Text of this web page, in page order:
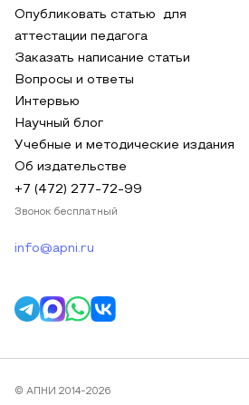
Опубликовать статью для
аттестации педагога
Заказать написание статьи
Вопросы и ответы
Интервью
Научный блог
Учебные и методические издания
Об издательстве
+7 (472) 277-72-99
Звонок бесплатный
info@apni.ru
© АПНИ 2014-2026